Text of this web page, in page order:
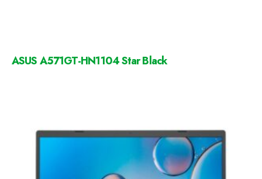
ASUS A571GT-HN1104 Star Black